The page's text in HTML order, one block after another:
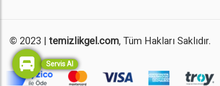
© 2023 | temizlikgel.com, Tüm Hakları Saklıdır.
Servis Al